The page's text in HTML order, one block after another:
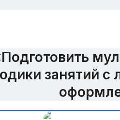
занятий